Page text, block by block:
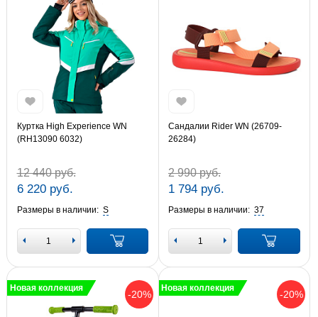
Куртка High Experience WN
(RH13090 6032)
12 440 руб.
6 220 руб.
Размеры в наличии: S
Сандалии Rider WN (26709-
26284)
2 990 руб.
1 794 руб.
Размеры в наличии: 37
-20%
Новая коллекция
-20%
Новая коллекция